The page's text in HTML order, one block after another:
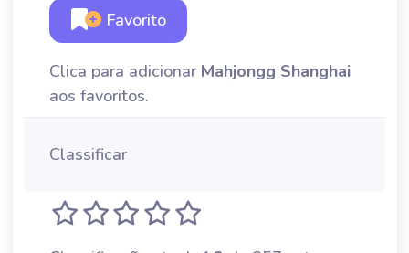
Favorito
Clica para adicionar Mahjongg Shanghai
aos favoritos.
Classificar